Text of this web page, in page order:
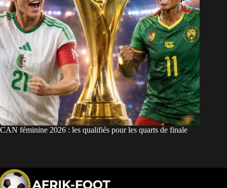
CAN féminine 2026 : les qualifiés pour les quarts de finale